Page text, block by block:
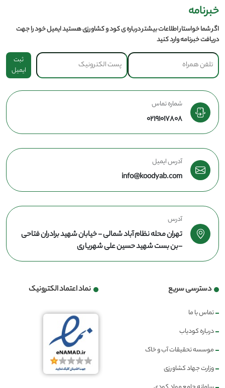
خبرنامه
اگر شما خواستار اطلاعات بیشتر درباره ی کود و کشاورزی هستید ایمیل خود را جهت
دریافت خبرنامه وارد کنید
ثبت
ایمیل
شماره تماس
02191017808
آدرس ایمیل
info@koodyab.com
آدرس
تهران محله نظام آباد شمالی - خیابان شهید برادران فتاحی
-بن بست شهید حسین علی شهریاری
دسترسی سریع
تماس با ما
درباره کودیاب
موسسه تحقیقات آب و خاک
وزارت جهاد کشاورزی
نماد اعتماد الکترونیک